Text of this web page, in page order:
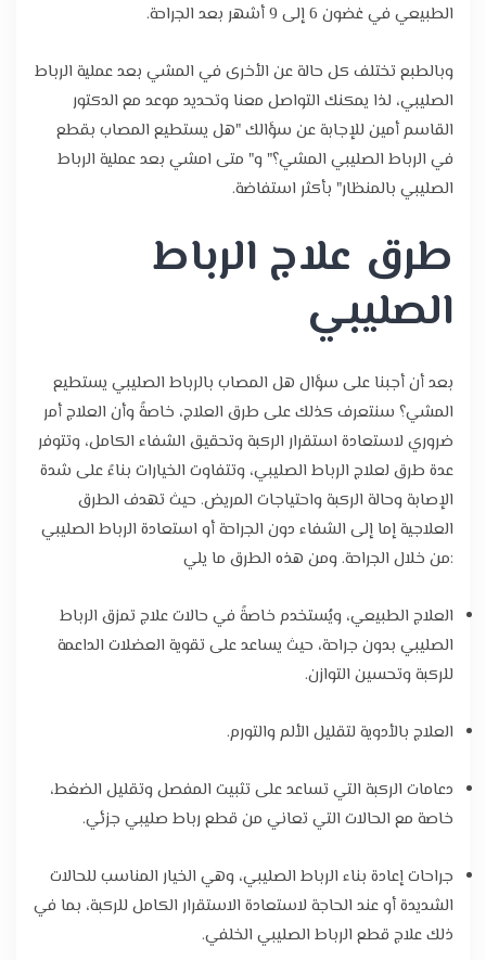
الطبيعي في غضون 6 إلى 9 أشهر بعد الجراحة.
وبالطبع تختلف كل حالة عن الأخرى في المشي بعد عملية الرباط
الصليبي، لذا يمكنك التواصل معنا وتحديد موعد مع الدكتور
القاسم أمين للإجابة عن سؤالك "هل يستطيع المصاب بقطع
في الرباط الصليبي المشي؟" و" متى امشي بعد عملية الرباط
الصليبي بالمنظار" بأكثر استفاضة.
طرق علاج الرباط
الصليبي
بعد أن أجبنا على سؤال هل المصاب بالرباط الصليبي يستطيع
المشي؟ سنتعرف كذلك على طرق العلاج، خاصةً وأن العلاج أمر
ضروري لاستعادة استقرار الركبة وتحقيق الشفاء الكامل، وتتوفر
عدة طرق لعلاج الرباط الصليبي، وتتفاوت الخيارات بناءً على شدة
الإصابة وحالة الركبة واحتياجات المريض. حيث تهدف الطرق
العلاجية إما إلى الشفاء دون الجراحة أو استعادة الرباط الصليبي
من خلال الجراحة. ومن هذه الطرق ما يلي:
العلاج الطبيعي، ويُستخدم خاصةً في حالات علاج تمزق الرباط
الصليبي بدون جراحة، حيث يساعد على تقوية العضلات الداعمة
للركبة وتحسين التوازن.
العلاج بالأدوية لتقليل الألم والتورم.
دعامات الركبة التي تساعد على تثبيت المفصل وتقليل الضغط،
خاصة مع الحالات التي تعاني من قطع رباط صليبي جزئي.
جراحات إعادة بناء الرباط الصليبي، وهي الخيار المناسب للحالات
الشديدة أو عند الحاجة لاستعادة الاستقرار الكامل للركبة، بما في
ذلك علاج قطع الرباط الصليبي الخلفي.